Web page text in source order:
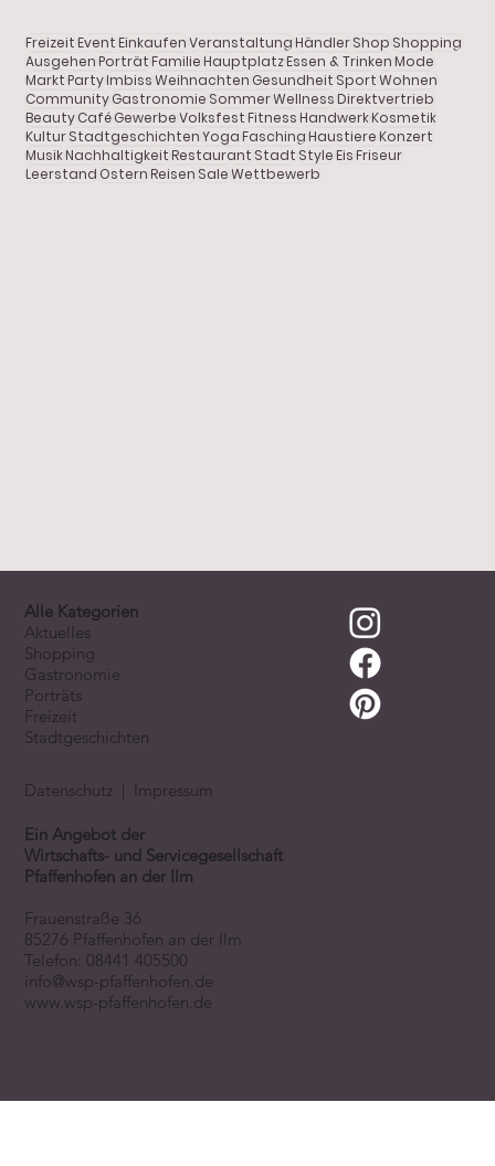
FreizeitEventEinkaufenVeranstaltungHändlerShop Shopping
AusgehenPorträtFamilieHauptplatzEssen & TrinkenMode
MarktPartyImbiss Weihnachten Gesundheit Sport Wohnen
CommunityGastronomie SommerWellnessDirektvertrieb
BeautyCaféGewerbeVolksfestFitnessHandwerkKosmetik
KulturStadtgeschichten YogaFaschingHaustiereKonzert
MusikNachhaltigkeitRestaurant Stadt StyleEisFriseur
Leerstand OsternReisen Sale Wettbewerb
Shopping
Gastronomie
Porträt
Ein Angebot der
Wirtschafts- und Servicegesellschaft
Pfaffenhofen an der Ilm
Frauenstraße 36
85276 Pfaffenhofen an der Ilm
Telefon:08441 405500
info@wsp-pfaffenhofen.de
www.wsp-pfaffenhofen.de
Alle Kategorien
Aktuelles
Shopping
Gastronomie
Porträts
Freizeit
Stadtgeschichten
Datenschutz | Impressum